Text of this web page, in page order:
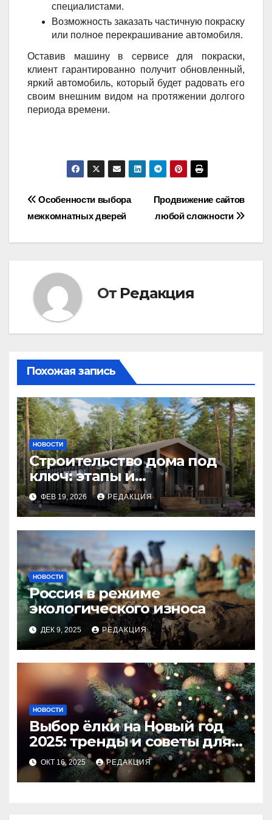
специалистами.
Возможность заказать частичную покраску
или полное перекрашивание автомобиля.
Оставив машину в сервисе для покраски,
клиент гарантированно получит обновленный,
яркий автомобиль, который будет радовать его
своим внешним видом на протяжении долгого
периода времени.
Навигация
Продвижение сайтов
любой сложности
Особенности выбора
межкомнатных дверей
От Редакция
Похожая запись
НОВОСТИ
Строительство дома под
ключ: этапы и
планирование бюджета
ФЕВ 19, 2026 РЕДАКЦИЯ
НОВОСТИ
Россия в режиме
экологического износа
ДЕК 9, 2025 РЕДАКЦИЯ
НОВОСТИ
Выбор ёлки на Новый год
2025: тренды и советы для
идеального праздника
ОКТ 16, 2025 РЕДАКЦИЯ